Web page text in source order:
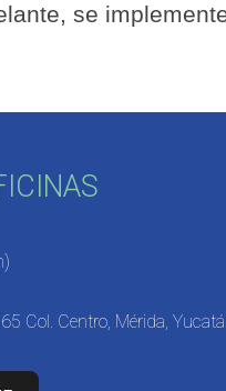
se
Col. Centro, Mérida,